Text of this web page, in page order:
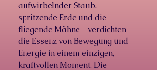
aufwirbelnder Staub,
spritzende Erde und die
fliegende Mähne – verdichten
die Essenz von Bewegung und
Energie in einem einzigen,
kraftvollen Moment. Die